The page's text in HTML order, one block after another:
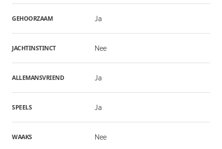
GEHOORZAAM Ja
JACHTINSTINCT Nee
ALLEMANSVRIEND Ja
SPEELS Ja
WAAKS Nee